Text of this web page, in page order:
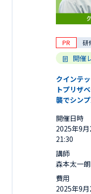
PR 研
開催
クインテ
トプリザ
襲でシン
開催日時
2025年9
21:30
講師
森本太一朗
費用
2025年9